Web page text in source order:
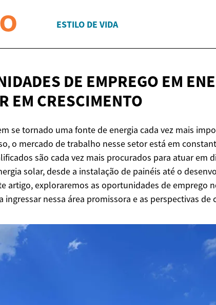
ESTILO DE VIDA
DE EMPREGO EM
EM CRESCIMENTO
se tornado uma fonte de energia cada vez mais
o mercado de trabalho nesse setor está em
são cada vez mais procurados para atuar em
solar, desde a instalação de painéis até o
artigo, exploraremos as oportunidades de emprego
ingressar nessa área promissora e as perspectivas de